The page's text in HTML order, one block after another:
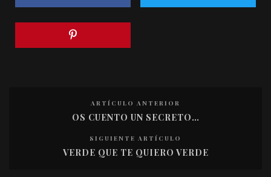
ARTÍCULO ANTERIOR
OS CUENTO UN SECRETO…
SIGUIENTE ARTÍCULO
VERDE QUE TE QUIERO VERDE